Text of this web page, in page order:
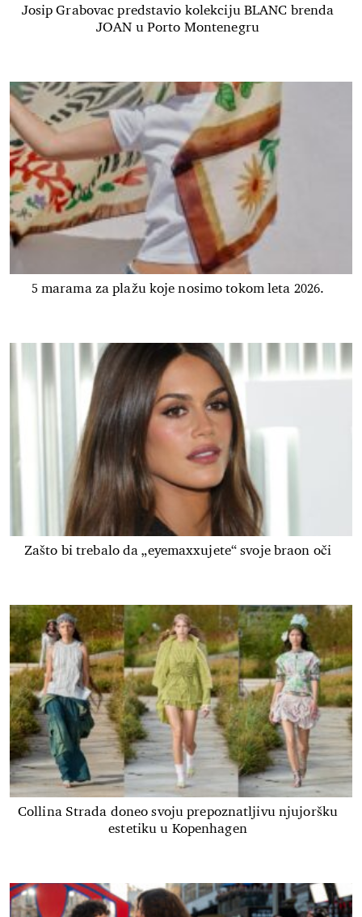
Josip Grabovac predstavio kolekciju BLANC brenda
JOAN u Porto Montenegru
5 marama za plažu koje nosimo tokom leta 2026.
Zašto bi trebalo da „eyemaxxujete“ svoje braon oči
Collina Strada doneo svoju prepoznatljivu njujoršku
estetiku u Kopenhagen